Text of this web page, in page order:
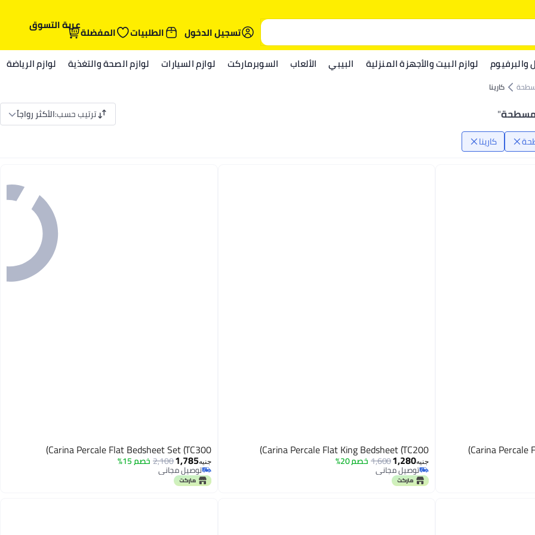
تسجيل الدخول
الطلبيات المفضلةعربة التسوق
والبرفيوم لوازم البيت والأجهزة المنزلية البيبي الألعاب السوبرماركت لوازم السيارات لوازم الصحة والتغذية لوازم الرياضة
كارينا
مسطحة" ترتيب حسب:الأكثر رواجاً
كارينا
Carina Percale
Carina Percale Flat King Bedsheet (TC200)
جنيه1,280
1,600خصم 20%
توصيل مجاني
توصيل مجاني
Carina Percale Flat Bedsheet Set (TC300)
جنيه1,785
2,100 خصم 15%
توصيل مجاني
توصيل مجاني